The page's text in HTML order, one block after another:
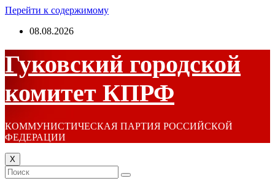
Перейти к содержимому
08.08.2026
Гуковский городской
комитет КПРФ
КОММУНИСТИЧЕСКАЯ ПАРТИЯ РОССИЙСКОЙ
ФЕДЕРАЦИИ
X